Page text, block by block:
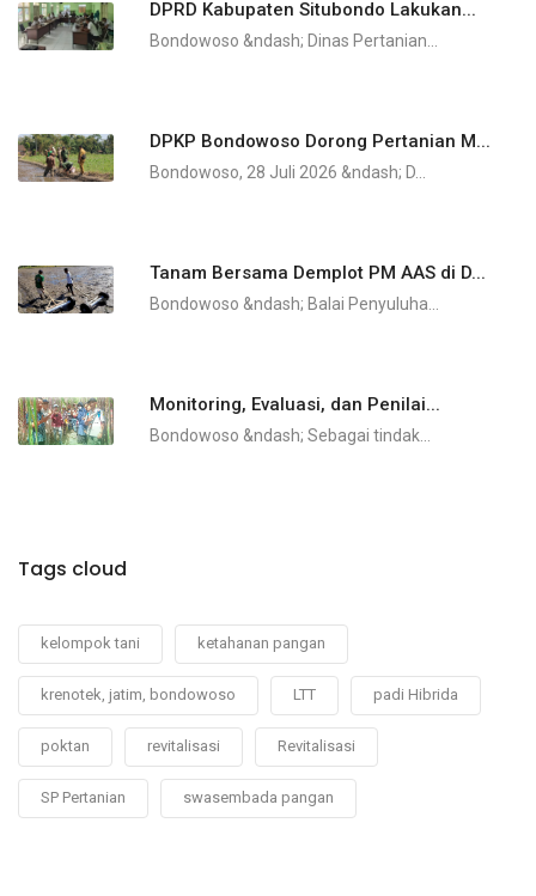
DPRD Kabupaten Situbondo Lakukan...
Bondowoso &ndash; Dinas Pertanian...
DPKP Bondowoso Dorong Pertanian M...
Bondowoso, 28 Juli 2026 &ndash; D...
Tanam Bersama Demplot PM AAS di D...
Bondowoso &ndash; Balai Penyuluha...
Monitoring, Evaluasi, dan Penilai...
Bondowoso &ndash; Sebagai tindak...
Tags cloud
kelompok tani ketahanan pangan
krenotek, jatim, bondowoso LTT padi Hibrida
poktan revitalisasi Revitalisasi
SP Pertanian swasembada pangan